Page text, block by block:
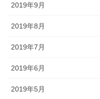
2019年9月
2019年8月
2019年7月
2019年6月
2019年5月